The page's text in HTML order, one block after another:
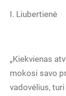
I. Liubertienė
„Kiekvienas
mokosi savo
vadovėlius,